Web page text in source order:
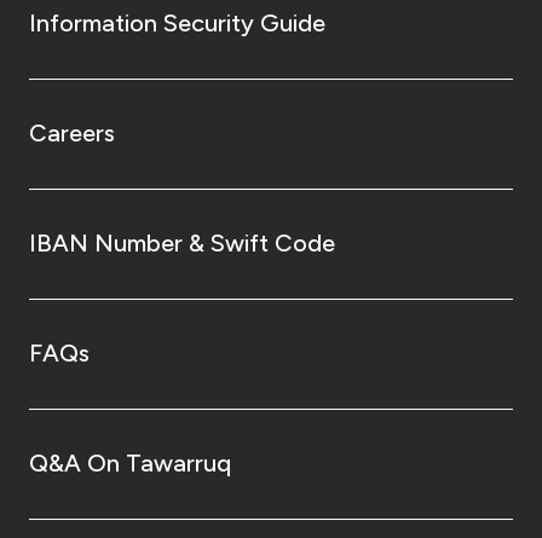
Information Security Guide
Careers
IBAN Number & Swift Code
FAQs
Q&A On Tawarruq